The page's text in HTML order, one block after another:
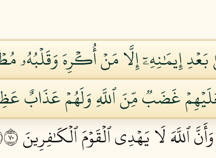
بَعۡدِ إِيمَٰنِهِۦٓ إِلَّا مَنۡ أُكۡرِهَ
غَضَبٞ مِّنَ ٱللَّهِ وَلَهُمۡ عَذَابٌ عَظِيمٞ
ٱللَّهَ لَا يَهۡدِي ٱلۡقَوۡمَ ٱلۡكَٰفِرِينَ ١٠٧